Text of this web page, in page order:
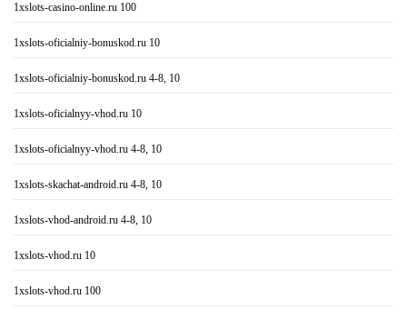
1xslots-casino-online.ru 100
1xslots-oficialniy-bonuskod.ru 10
1xslots-oficialniy-bonuskod.ru 4-8, 10
1xslots-oficialnyy-vhod.ru 10
1xslots-oficialnyy-vhod.ru 4-8, 10
1xslots-skachat-android.ru 4-8, 10
1xslots-vhod-android.ru 4-8, 10
1xslots-vhod.ru 10
1xslots-vhod.ru 100